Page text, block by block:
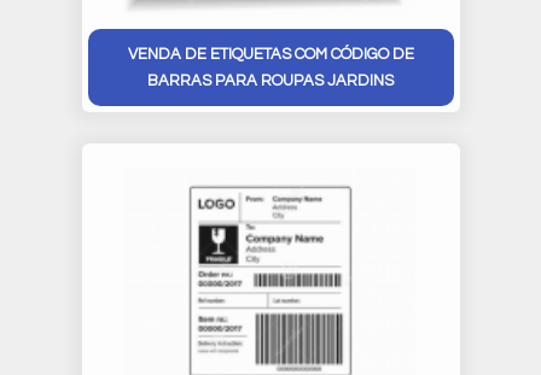
VENDA DE ETIQUETAS COM CÓDIGO DE
BARRAS PARA ROUPAS JARDINS